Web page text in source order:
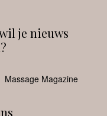
je nieuws
Massage Magazine